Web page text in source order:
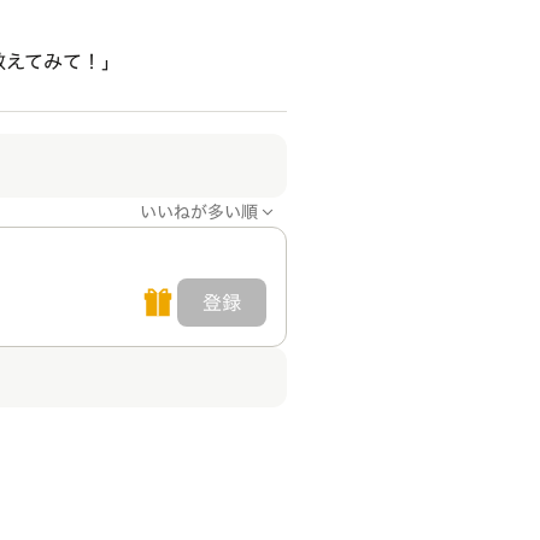
てみて！」
いいねが多い順
登録